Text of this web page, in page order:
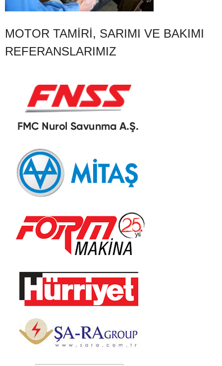
MOTOR TAMIRI, SARIMI VE BAKIMI
REFERANSLARIMIZ